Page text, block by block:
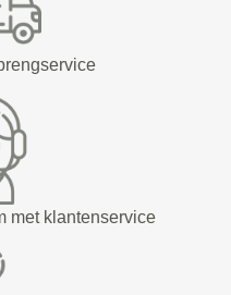
met klantenservice